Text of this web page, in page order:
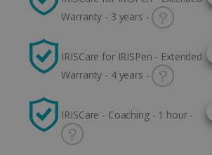
Warranty - 3 years -
IRISCare for IRISPen - Extended
Warranty - 4 years -
IRISCare - Coaching - 1 hour -